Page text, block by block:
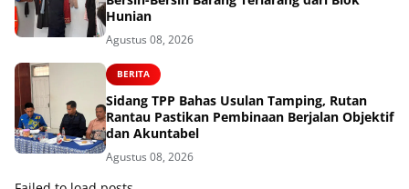
Hunian
Agustus 08, 2026
BERITA
Sidang TPP Bahas Usulan Tamping, Rutan
Rantau Pastikan Pembinaan Berjalan Objektif
dan Akuntabel
Agustus 08, 2026